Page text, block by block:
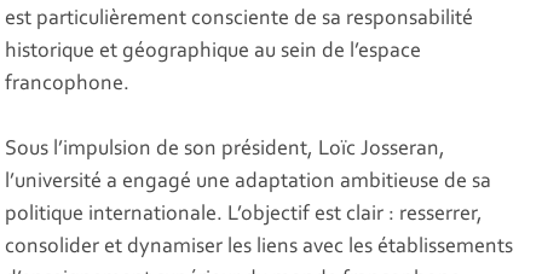
est particulièrement consciente de sa responsabilité
historique et géographique au sein de l’espace
francophone.
Sous l’impulsion de son président, Loïc Josseran,
l’université a engagé une adaptation ambitieuse de sa
politique internationale. L’objectif est clair : resserrer,
consolider et dynamiser les liens avec les établissements